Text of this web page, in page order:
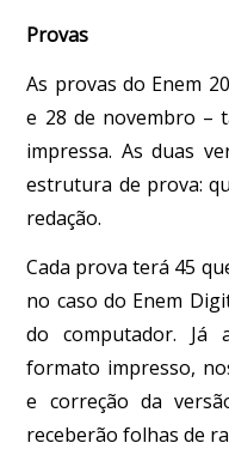
Provas
As provas do Enem
e 28 de novembro –
impressa. As duas
estrutura de prova:
redação.
Cada prova terá 45
no caso do Enem
do computador. Já
formato impresso,
e correção da
receberão folhas de